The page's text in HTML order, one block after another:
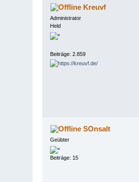
Kreuvf
Administrator
Held
Beiträge: 2.859
SOnsalt
Geübter
Beiträge: 15